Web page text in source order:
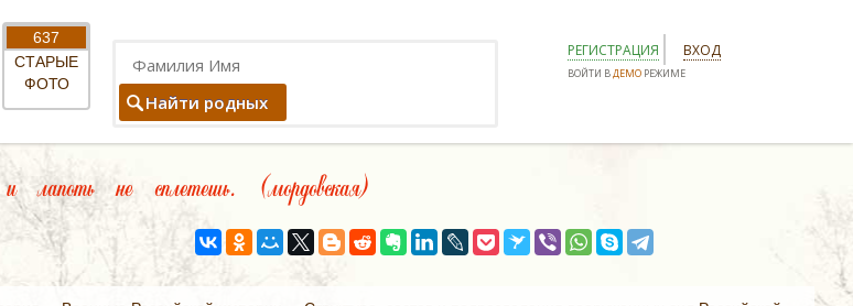
637
СТАРЫЕ
ФОТО
Найти родных
РЕГИСТРАЦИЯ ВХОД
ВОЙТИ ВДЕМО РЕЖИМЕ
не сплетешь. (мордовская)